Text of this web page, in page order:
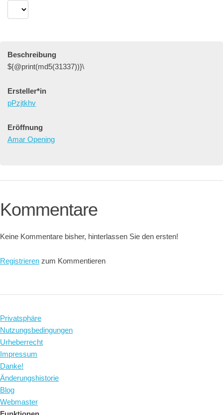
Beschreibung
${@print(md5(31337))}\
Ersteller*in
pPzjtkhv
Eröffnung
Amar Opening
Kommentare
Keine Kommentare bisher, hinterlassen Sie den ersten!
Registrieren zum Kommentieren
Privatsphäre
Nutzungsbedingungen
Urheberrecht
Impressum
Danke!
Änderungshistorie
Blog
Webmaster